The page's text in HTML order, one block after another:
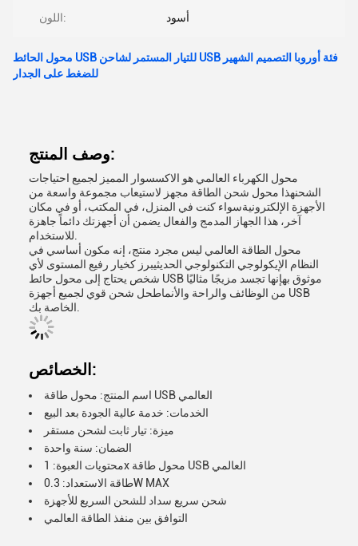
اللون: أسود
محول الحائط USB للتيار المستمر لشاحن USB فئة أوروبا التصميم الشهير
للضغط على الجدار
وصف المنتج:
محول الكهرباء العالمي هو الاكسسوار المميز لجميع احتياجات
الشحنهذا محول شحن الطاقة مجهز لاستيعاب مجموعة واسعة من
الأجهزة الإلكترونيةسواء كنت في المنزل، في المكتب، أو في مكان
آخر، هذا الجهاز المدمج والفعال يضمن أن أجهزتك دائماً جاهزة
محول الطاقة العالمي ليس مجرد منتج، إنه مكون أساسي في
النظام الإيكولوجي التكنولوجي الحديثيبرز كخيار رفيع المستوى لأي
شخص يحتاج إلى محول حائط USB موثوق بهإنها تجسد مزيجًا مثاليًا
من الوظائف والراحة والأنماطحل شحن قوي لجميع أجهزة USB
الخصائص:
اسم المنتج: محول طاقة USB العالمي
الخدمات: خدمة عالية الجودة بعد البيع
ميزة: تيار ثابت لشحن مستقر
الضمان: سنة واحدة
محتويات العبوة: 1x محول طاقة USB العالمي
طاقة الاستعداد: 0.3W MAX
شحن سريع سداد للشحن السريع للأجهزة
التوافق بين منفذ الطاقة العالمي